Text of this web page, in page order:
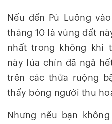
Nếu đến Pù Luông
tháng 10 là vùng đất
nhất trong không khí
này lúa chín đã ngả
trên các thửa ruộng
thấy bóng người thu
Nhưng nếu bạn